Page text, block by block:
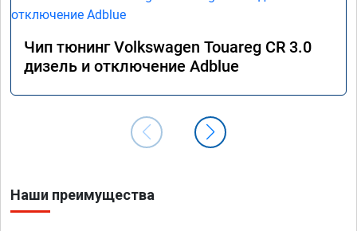
Чип тюнинг Volkswagen Touareg CR 3.0
дизель и отключение Adblue
Наши преимущества